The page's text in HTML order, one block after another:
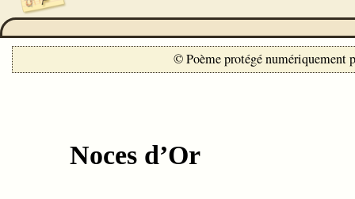
© Poème protégé numériquement
Noces d’Or